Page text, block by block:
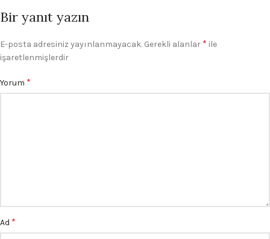
Bir yanıt yazın
E-posta adresiniz yayınlanmayacak. Gerekli alanlar * ile
işaretlenmişlerdir
Yorum *
Ad *